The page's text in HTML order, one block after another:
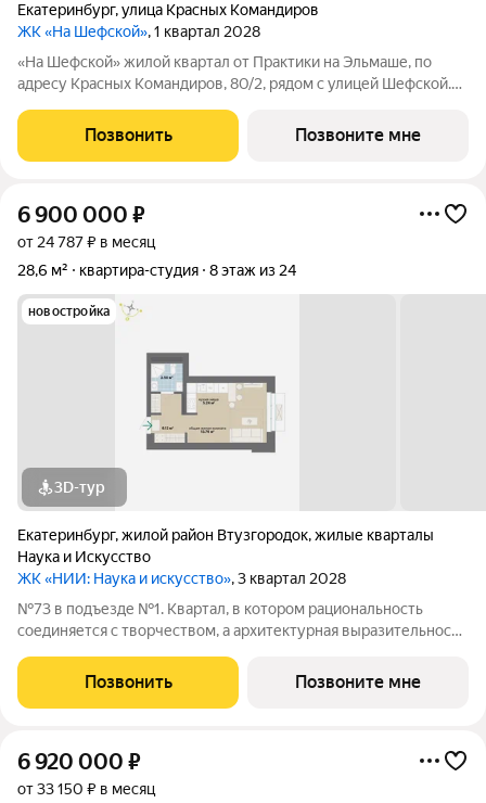
Екатеринбург,улица Красных Командиров
ЖК «На Шефской», 1 квартал 2028
«На Шефской» жилой квартал от Практики на Эльмаше, по
адресу Красных Командиров, 80/2, рядом с улицей Шефской.
логистики: рядом школы №138 и №95, детский сад №440,
центры дополнительного
Позвонить Позвоните мне
6 900 000 ₽
от 24 787 ₽ в месяц
28,6 м²
квартира-студия 8 этаж из 24
новостройка
3D-тур
Екатеринбург,жилой район Втузгородок,жилые кварталы
Наука и Искусство
ЖК «НИИ: Наука и искусство», 3 квартал 2028
№73 в подъезде №1. Квартал, в котором рациональность
соединяется с творчеством, а архитектурная выразительность
планировки, двор-сад без машин, двухуровневая подземная
парковка и коммерческие
Позвонить Позвоните мне
6 920 000 ₽
от 33 150 ₽ в месяц